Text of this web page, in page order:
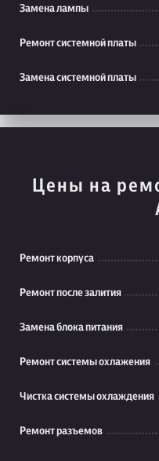
Замена лампы
Ремонт системной платы
Замена системной платы
Цены на
Ремонт корпуса
Ремонт после залития
Замена блока питания
Ремонт системы охлажения
Чистка системы охлаждения
Ремонт разъемов